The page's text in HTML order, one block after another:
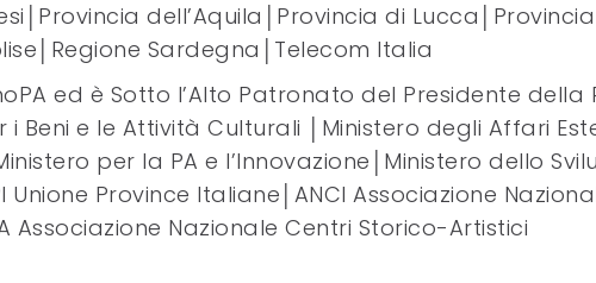
dell’Aquila│Provincia di
Sardegna│Telecom Italia
ed è Sotto l’Alto Patronato del Presidente della
Beni e le Attività Culturali │Ministero degli Affari
per la PA e l’Innovazione│Ministero dello
Unione Province Italiane│ANCI Associazione
Associazione Nazionale Centri Storico-Artistici